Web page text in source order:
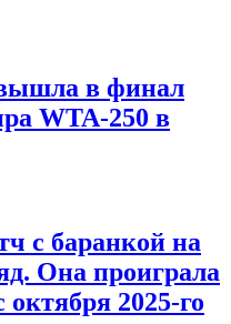
в финал
WTA-250 в
с баранкой на
Она проиграла
2025-го